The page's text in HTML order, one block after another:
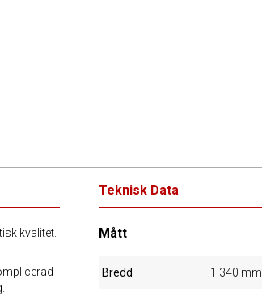
kvalitet.
Teknisk Data
Mått
Bredd 1.340 mm